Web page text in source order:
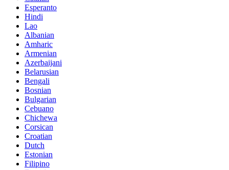
Esperanto
Hindi
Lao
Albanian
Amharic
Armenian
Azerbaijani
Belarusian
Bengali
Bosnian
Bulgarian
Cebuano
Chichewa
Corsican
Croatian
Dutch
Estonian
Filipino